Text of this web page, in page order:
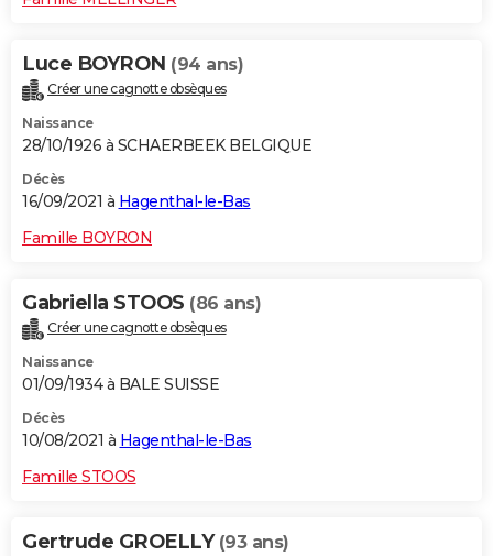
Luce BOYRON (94 ans)
Créer une cagnotte obsèques
Naissance
28/10/1926 à SCHAERBEEK BELGIQUE
Décès
16/09/2021 à Hagenthal-le-Bas
Famille BOYRON
Gabriella STOOS (86 ans)
Créer une cagnotte obsèques
Naissance
01/09/1934 à BALE SUISSE
Décès
10/08/2021 à Hagenthal-le-Bas
Famille STOOS
Gertrude GROELLY (93 ans)